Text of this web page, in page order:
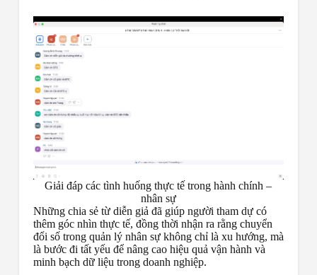
Giải đáp các tình huống thực tế trong hành chính –
nhân sự
Những chia sẻ từ diễn giả đã giúp người tham dự có
thêm góc nhìn thực tế, đồng thời nhận ra rằng chuyển
đổi số trong quản lý nhân sự không chỉ là xu hướng, mà
là bước đi tất yếu để nâng cao hiệu quả vận hành và
minh bạch dữ liệu trong doanh nghiệp.